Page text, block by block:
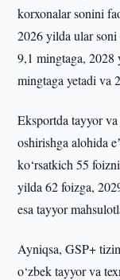
korxonalar sonini
2026 yilda ular
9,1 mingtaga,
mingtaga yetadi va
Eksportda tayyor
oshirishga alohida
ko‘rsatkich 55
yilda 62 foizga,
esa tayyor
Ayniqsa, GSP+
o‘zbek tayyor va